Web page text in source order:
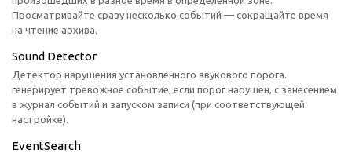
Просматривайте сразу несколько событий — сокращайте время
на чтение архива.
Sound Detector
Детектор нарушения установленного звукового порога.
генерирует тревожное событие, если порог нарушен, с занесением
в журнал событий и запуском записи (при соответствующей
настройке).
EventSearch